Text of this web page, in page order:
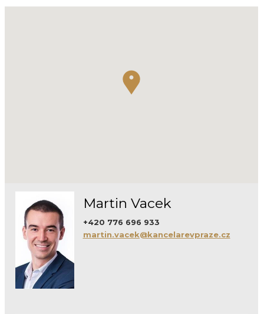
Martin Vacek
+420 776 696 933
martin.vacek@kancelarevpraze.cz